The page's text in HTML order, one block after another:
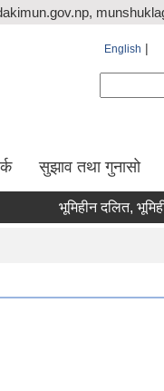
English
सुझाव तथा गुनासो
भूमिहीन दलित, भूमिहीन